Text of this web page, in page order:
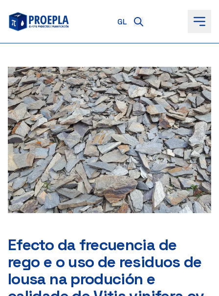
ao
contido
Efecto da frecuencia de
rego e o uso de residuos de
lousa na produción e